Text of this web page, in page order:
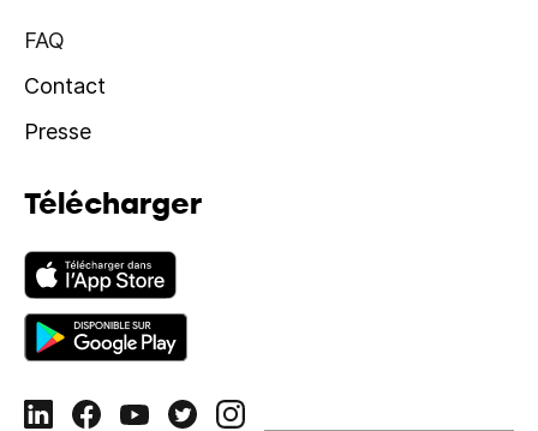
FAQ
Contact
Presse
Télécharger